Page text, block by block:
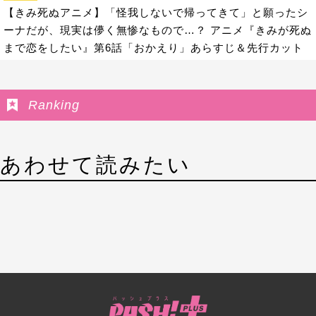
【きみ死ぬアニメ】「怪我しないで帰ってきて」と願ったシ
ーナだが、現実は儚く無惨なもので…？ アニメ『きみが死ぬ
まで恋をしたい』第6話「おかえり」あらすじ＆先行カット
Ranking
あわせて読みたい